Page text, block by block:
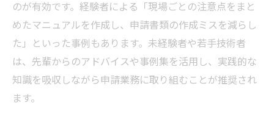
のが有効です。経験者による「現場ごとの注意点をまと
めたマニュアルを作成し、申請書類の作成ミスを減らし
た」といった事例もあります。未経験者や若手技術者
は、先輩からのアドバイスや事例集を活用し、実践的な
知識を吸収しながら申請業務に取り組むことが推奨され
ます。